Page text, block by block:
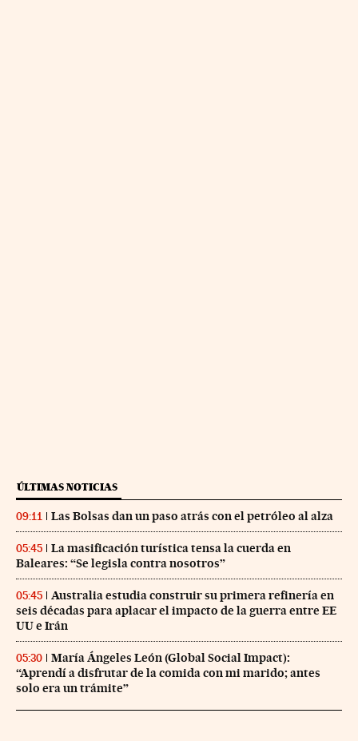
ÚLTIMAS NOTICIAS
09:11 Las Bolsas dan un paso atrás con el petróleo al alza
05:45
La masificación turística tensa la cuerda en
Baleares: “Se legisla contra nosotros”
05:45
Australia estudia construir su primera refinería en
seis décadas para aplacar el impacto de la guerra entre EE
UU e Irán
05:30
María Ángeles León (Global Social Impact):
“Aprendí a disfrutar de la comida con mi marido; antes
solo era un trámite”